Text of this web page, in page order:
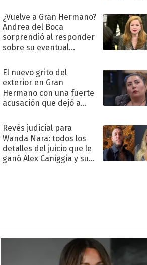
¿Vuelve a Gran Hermano?
Andrea del Boca
sorprendió al responder
sobre su eventual
El nuevo grito del
exterior en Gran
Hermano con una fuerte
acusación que dejó a
"Traidora"
Revés judicial para
Wanda Nara: todos los
detalles del juicio que le
ganó Alex Caniggia y sus